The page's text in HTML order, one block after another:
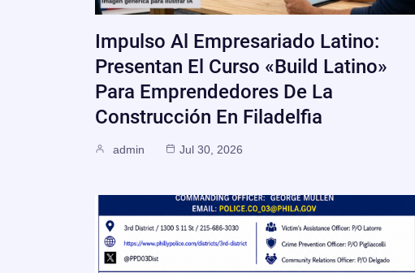
Impulso Al Empresariado Latino:
Presentan El Curso «Build Latino»
Para Emprendedores De La
Construcción En Filadelfia
admin Jul 30, 2026